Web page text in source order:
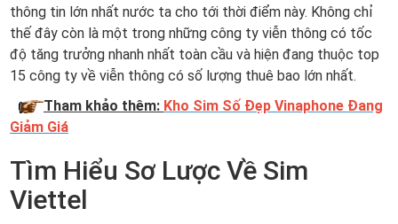
thông tin lớn nhất nước ta cho tới thời điểm này. Không chỉ
thế đây còn là một trong những công ty viễn thông có tốc
độ tăng trưởng nhanh nhất toàn cầu và hiện đang thuộc top
15 công ty về viễn thông có số lượng thuê bao lớn nhất.
Tham khảo thêm: Kho Sim Số Đẹp Vinaphone Đang
Giảm Giá
Tìm Hiểu Sơ Lược Về Sim
Viettel